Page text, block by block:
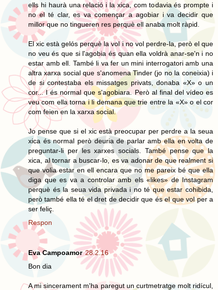
ells hi haurà una relació i la xica, com todavia és prompte i
no el té clar, es va començar a agobiar i va decidir que
millor que no tingueren res perquè ell anaba molt ràpid.
El xic està gelós perquè la vol i no vol perdre-la, però el que
no veu és que si l'agobia és quan ella voldrà anar-se'n i no
estar amb ell. També li va fer un mini interrogatori amb una
altra xarxa social que s'anomena Tinder (jo no la coneixia) i
de si contestaba els missatges privats, donaba «X» o un
cor... I és normal que s'agobiara. Però al final del vídeo es
veu com ella torna i li demana que trie entre la «X» o el cor
com feien en la xarxa social.
Jo pense que si el xic està preocupar per perdre a la seua
xica és normal però deuria de parlar amb ella en volta de
preguntar-li per les xarxes socials. També pense que la
xica, al tornar a buscar-lo, es va adonar de que realment si
que volia estar en ell encara que no me pareix bé que ella
diga que es va a controlar amb els «likes» de Instagram
perquè és la seua vida privada i no té que estar cohibida,
però també ella té el dret de decidir que és el que vol per a
ser feliç.
Respon
Eva Campoamor 28.2.16
Bon dia
A mi sincerament m'ha paregut un curtmetratge molt ridícul,